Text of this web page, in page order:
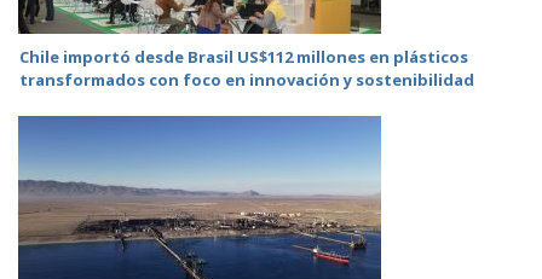
Chile importó desde Brasil US$112 millones en plásticos
transformados con foco en innovación y sostenibilidad